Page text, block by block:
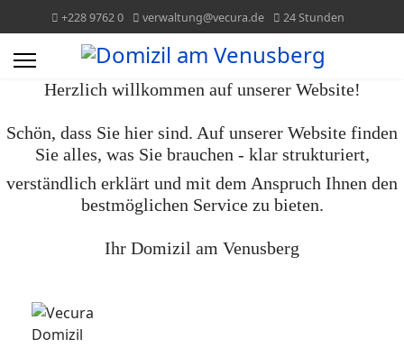
+228 9762 0 verwaltung@vecura.de 24 Stunden
Herzlich willkommen auf unserer Website!
Schön, dass Sie hier sind. Auf unserer Website finden
Sie alles, was Sie brauchen - klar strukturiert,
verständlich erklärt und mit dem Anspruch Ihnen den
bestmöglichen Service zu bieten.
Ihr Domizil am Venusberg